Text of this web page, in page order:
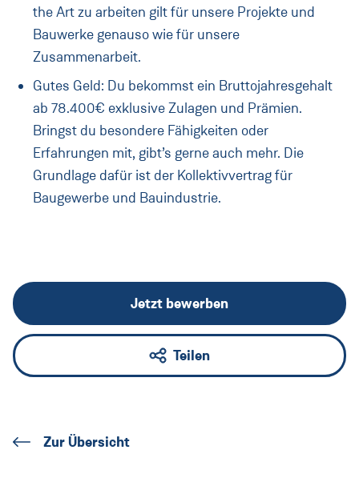
the Art zu arbeiten gilt für unsere Projekte und
Bauwerke genauso wie für unsere
Zusammenarbeit.
Gutes Geld: Du bekommst ein Bruttojahresgehalt
ab 78.400€ exklusive Zulagen und Prämien.
Bringst du besondere Fähigkeiten oder
Erfahrungen mit, gibt’s gerne auch mehr. Die
Grundlage dafür ist der Kollektivvertrag für
Baugewerbe und Bauindustrie.
Jetzt bewerben
Teilen
Zur Übersicht